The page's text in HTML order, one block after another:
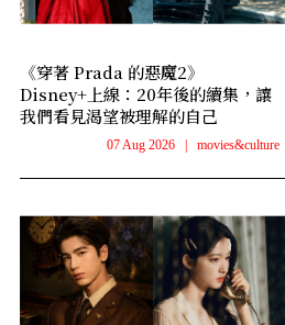
《穿著 Prada 的惡魔2》
Disney+上線：20年後的續集，讓
我們看見渴望被理解的自己
07 Aug 2026 movies&culture